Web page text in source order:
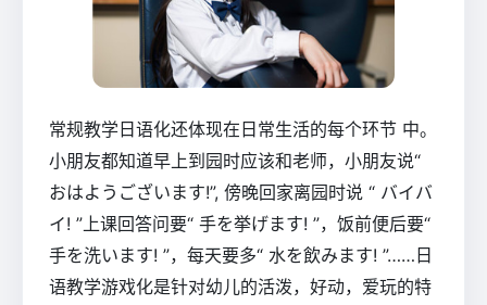
常规教学日语化还体现在日常生活的每个环节 中。
小朋友都知道早上到园时应该和老师，小朋友说“
おはようございます!”, 傍晚回家离园时说 “ バイバ
イ! ”上课回答问要“ 手を挙げます! ”，饭前便后要“
手を洗います! ”，每天要多“ 水を飲みます! ”……日
语教学游戏化是针对幼儿的活泼，好动，爱玩的特